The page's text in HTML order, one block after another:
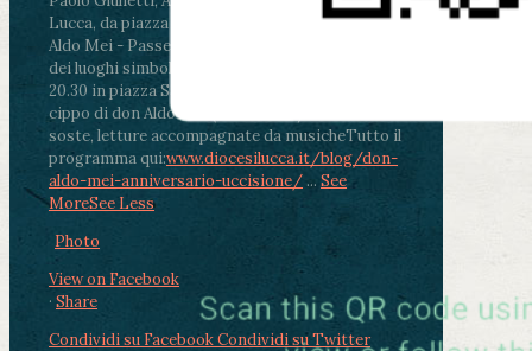
Lucca, da piazza San Michele al Cippo di don
Aldo Mei - Passeggiata della Memoria in alcuni
dei luoghi simbolo della città. Ritrovo alle ore
20.30 in piazza San Michele con conclusione al
cippo di don Aldo Mei (Porta Elisa). Durante le
soste, letture accompagnate da musicheTutto il
programma qui:www.diocesilucca.it/blog/don-
aldo-mei-anniversario-uccisione/ ... See
MoreSee Less
Photo
View on Facebook
· Share
Condividi su FacebookCondividi su Twitter